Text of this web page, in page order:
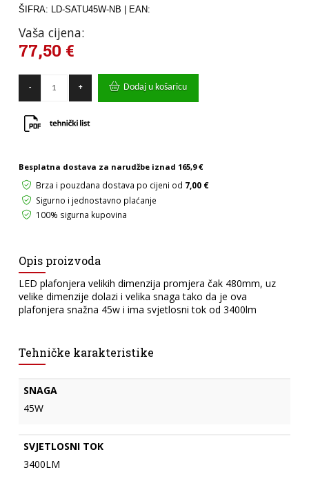
ŠIFRA: LD-SATU45W-NB | EAN:
Vaša cijena:
77,50 €
-
45W
3600lm
+ Dodaj u košaricu
Besplatna dostava za narudžbe iznad 165,9 €
Brza i pouzdana dostava po cijeni od 7,00 €
Sigurno i jednostavno plaćanje
100% sigurna kupovina
Opis proizvoda
LED plafonjera velikih dimenzija promjera čak 480mm, uz
velike dimenzije dolazi i velika snaga tako da je ova
plafonjera snažna 45w i ima svjetlosni tok od 3400lm
Tehničke karakteristike
SNAGA
45W
SVJETLOSNI TOK
3400LM